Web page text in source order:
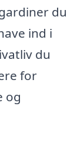
du
ind i
du
for
og